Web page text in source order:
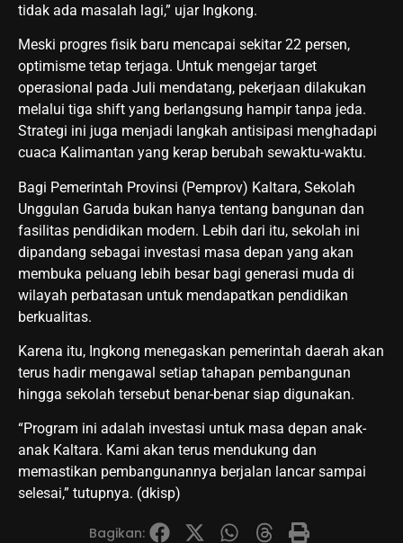
tidak ada masalah lagi,” ujar Ingkong.
Meski progres fisik baru mencapai sekitar 22 persen,
optimisme tetap terjaga. Untuk mengejar target
operasional pada Juli mendatang, pekerjaan dilakukan
melalui tiga shift yang berlangsung hampir tanpa jeda.
Strategi ini juga menjadi langkah antisipasi menghadapi
cuaca Kalimantan yang kerap berubah sewaktu-waktu.
Bagi Pemerintah Provinsi (Pemprov) Kaltara, Sekolah
Unggulan Garuda bukan hanya tentang bangunan dan
fasilitas pendidikan modern. Lebih dari itu, sekolah ini
dipandang sebagai investasi masa depan yang akan
membuka peluang lebih besar bagi generasi muda di
wilayah perbatasan untuk mendapatkan pendidikan
berkualitas.
Karena itu, Ingkong menegaskan pemerintah daerah akan
terus hadir mengawal setiap tahapan pembangunan
hingga sekolah tersebut benar-benar siap digunakan.
“Program ini adalah investasi untuk masa depan anak-
anak Kaltara. Kami akan terus mendukung dan
memastikan pembangunannya berjalan lancar sampai
selesai,” tutupnya. (dkisp)
Bagikan: